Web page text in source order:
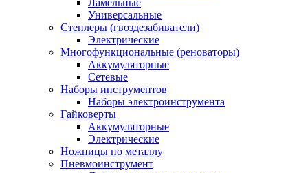
Ламельные
Универсальные
Степлеры (гвоздезабиватели)
Электрические
Многофункциональные (реноваторы)
Аккумуляторные
Сетевые
Наборы инструментов
Наборы электроинструмента
Гайковерты
Аккумуляторные
Электрические
Ножницы по металлу
Пневмоинструмент